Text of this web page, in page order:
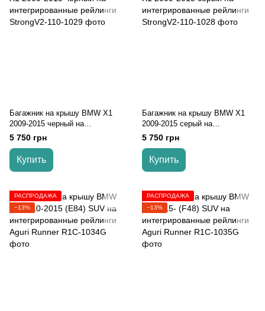
Багажник на крышу BMW X1
2009-2015 черный на
интегрированные рейлинги
5 750 грн
Купить
Багажник на крышу BMW X1
2009-2015 серый на
интегрированные рейлинги
5 750 грн
Купить
РАСПРОДАЖА
−13%
РАСПРОДАЖА
−13%